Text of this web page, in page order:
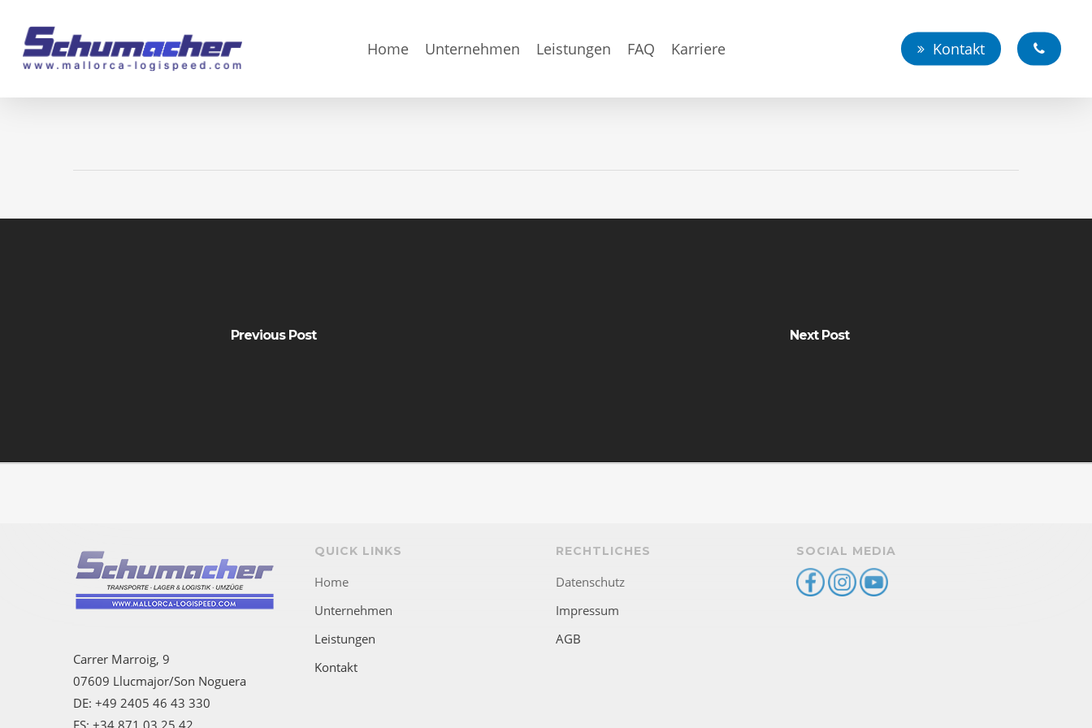
main
Home Unternehmen Leistungen FAQ Karriere Kontakt
Previous Post Next Post
Carrer Marroig, 9
07609 Llucmajor/Son Noguera
DE: +49 2405 46 43 330
ES: +34 871 03 25 42
QUICK LINKS
Home
Unternehmen
Leistungen
Kontakt
RECHTLICHES
Datenschutz
Impressum
AGB
SOCIAL MEDIA